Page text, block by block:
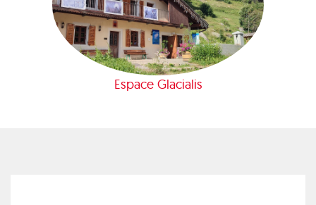
Espace Glacialis